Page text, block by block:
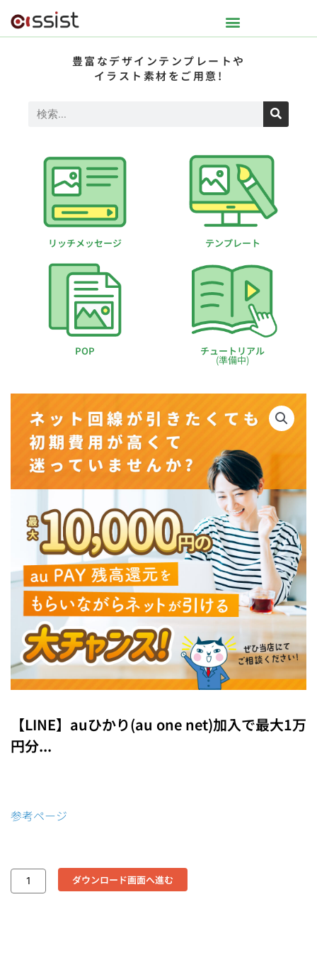
豊富なデザインテンプレートや
イラスト素材をご用意!
リッチメッセージ テンプレート
POP チュートリアル
(準備中)
【LINE】auひかり(au one net)加入で最大1万
円分...
参考ページ
ダウンロード画面へ進む